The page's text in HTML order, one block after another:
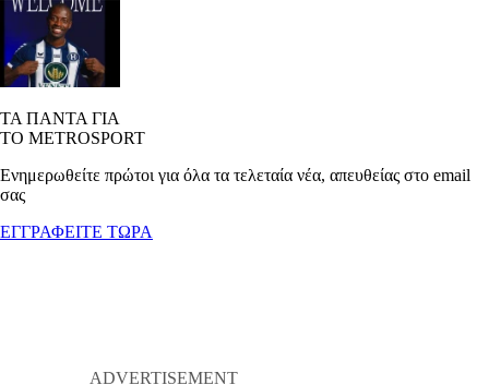
ΤΑ ΠΑΝΤΑ ΓΙΑ
ΤΟ METROSPORT
Ενημερωθείτε πρώτοι για όλα τα τελεταία νέα, απευθείας στο email
σας
ΕΓΓΡΑΦΕΙΤΕ ΤΩΡΑ